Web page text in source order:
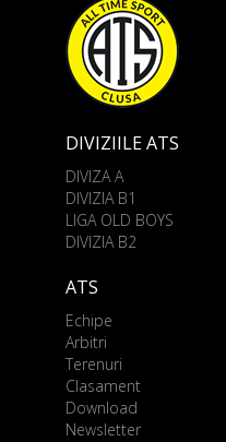
DIVIZIILE ATS
DIVIZA A
DIVIZIA B1
LIGA OLD BOYS
DIVIZIA B2
ATS
Echipe
Arbitri
Terenuri
Clasament
Download
Newsletter